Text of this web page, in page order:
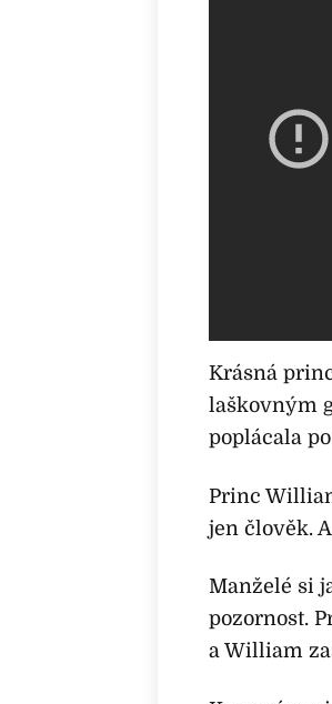
Krásná
laškovným
poplácala
Princ
jen člověk.
Manželé si
pozornost.
a William